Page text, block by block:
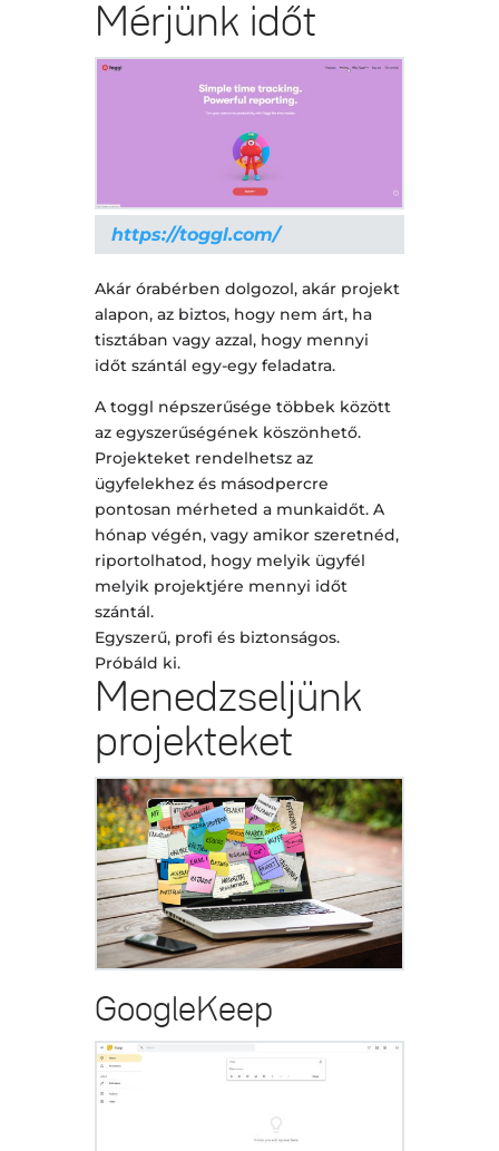
Mérjünk időt
https://toggl.com/
Akár órabérben dolgozol, akár projekt
alapon, az biztos, hogy nem árt, ha
tisztában vagy azzal, hogy mennyi
időt szántál egy-egy feladatra.
A toggl népszerűsége többek között
az egyszerűségének köszönhető.
Projekteket rendelhetsz az
ügyfelekhez és másodpercre
pontosan mérheted a munkaidőt. A
hónap végén, vagy amikor szeretnéd,
riportolhatod, hogy melyik ügyfél
melyik projektjére mennyi időt
szántál.
Egyszerű, profi és biztonságos.
Próbáld ki.
Menedzseljünk
projekteket
GoogleKeep